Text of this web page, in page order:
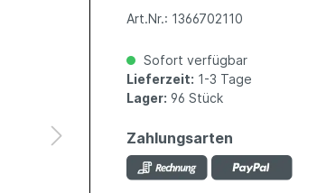
Art.Nr.: 1366702110
Sofort verfügbar
Lieferzeit: 1-3 Tage
Lager: 96 Stück
Zahlungsarten